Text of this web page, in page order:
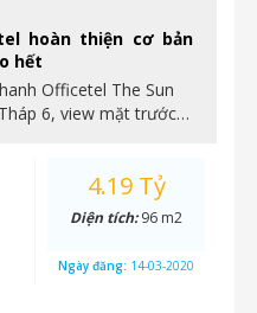
hoàn thiện cơ bản
hết
Officetel The Sun
6, view mặt trước…
4.19 Tỷ
Diện tích:96 m2
Ngày đăng: 14-03-2020